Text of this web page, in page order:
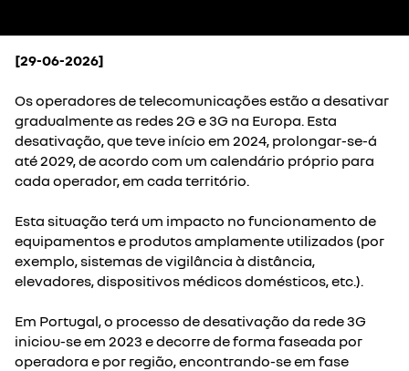
[29-06-2026]
Os operadores de telecomunicações estão a desativar
gradualmente as redes 2G e 3G na Europa. Esta
desativação, que teve início em 2024, prolongar-se-á
até 2029, de acordo com um calendário próprio para
cada operador, em cada território.
Esta situação terá um impacto no funcionamento de
equipamentos e produtos amplamente utilizados (por
exemplo, sistemas de vigilância à distância,
elevadores, dispositivos médicos domésticos, etc.).
Em Portugal, o processo de desativação da rede 3G
iniciou-se em 2023 e decorre de forma faseada por
operadora e por região, encontrando-se em fase